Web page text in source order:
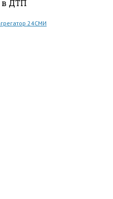
в ДТП
24СМИ